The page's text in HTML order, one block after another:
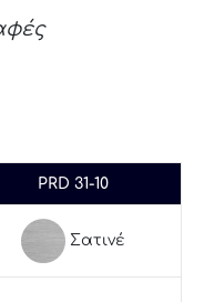
PRD 31-10
Σατινέ